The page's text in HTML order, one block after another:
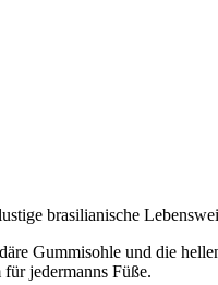
brasilianische
Gummisohle und die
jedermanns Füße.